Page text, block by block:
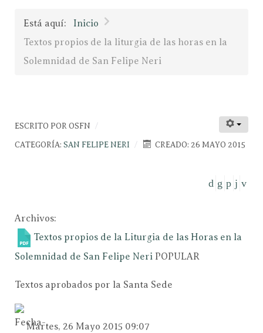
Está aquí:
Inicio
Textos propios de la liturgia de las horas en la
Solemnidad de San Felipe Neri
ESCRITO POR OSFN
CATEGORÍA: SAN FELIPE NERI CREADO: 26 MAYO 2015
Archivos:
Textos propios de la Liturgia de las Horas en la
Solemnidad de San Felipe Neri POPULAR
Textos aprobados por la Santa Sede
Martes, 26 Mayo 2015 09:07